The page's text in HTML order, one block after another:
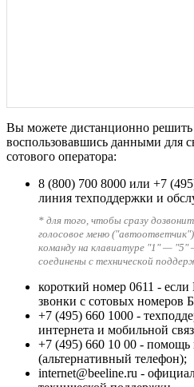
Вы можете дистанционно
воспользовавшись данными для
сотового оператора:
8 (800) 700 8000 или +7
линия техподдержки и
* для того, чтобы сразу
голосовое меню
команду на клавиатуре "1" — "5"
соединены с технической
короткий номер 0611 - если
звонки с сотовых номеров
+7 (495) 660 1000 -
интернета и мобильной
+7 (495) 660 10 00 - помощь
(альтернативный телефон);
internet@beeline.ru -